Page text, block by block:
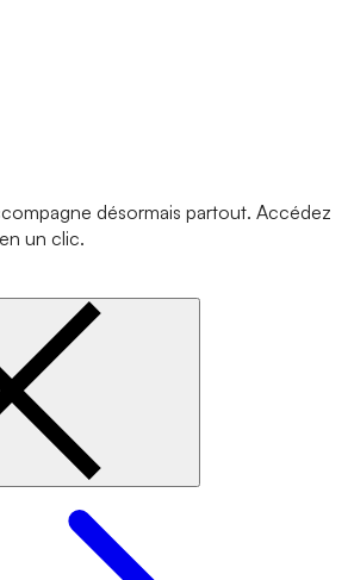
désormais partout. Accédez
un clic.